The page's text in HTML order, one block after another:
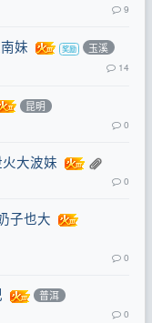
9
妹 玉溪
14
昆明
0
大波妹
0
子也大
0
普洱
0